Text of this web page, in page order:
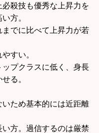
殺技も優秀な上昇力を
方。
でに比べて上昇力が若
すい。
プクラスに低く、身長
る。
ため基本的には近距離
方。過信するのは厳禁